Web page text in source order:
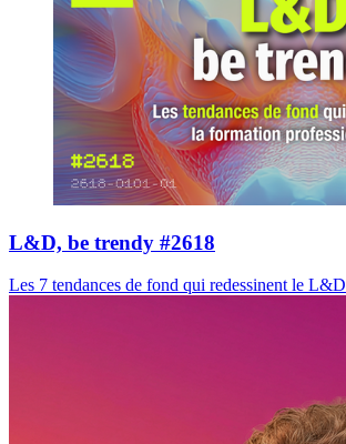
L&D, be trendy #2618
Les 7 tendances de fond qui redessinent le L&D